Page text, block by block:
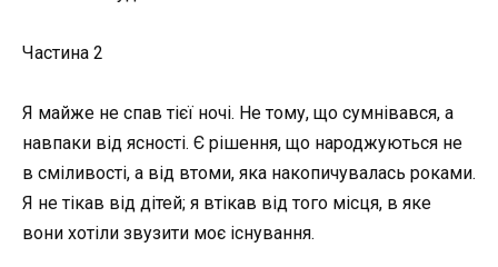
Частина 2
Я майже не спав тієї ночі. Не тому, що сумнівався, а
навпаки від ясності. Є рішення, що народжуються не
в сміливості, а від втоми, яка накопичувалась роками.
Я не тікав від дітей; я втікав від того місця, в яке
вони хотіли звузити моє існування.